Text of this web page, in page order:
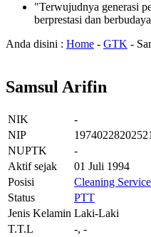
"Terwujudnya generasi
berprestasi dan
Anda disini : Home - GTK -
Samsul Arifin
NIK
-
NIP
NUPTK
-
Aktif sejak
01 Juli 1994
Posisi
Cleaning Service
Status
PTT
Jenis Kelamin Laki-Laki
T.T.L
-, -